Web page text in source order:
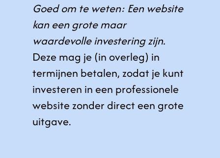
Goed om te weten: Een website
kan een grote maar
waardevolle investering zijn.
Deze mag je (in overleg) in
termijnen betalen, zodat je kunt
investeren in een professionele
website zonder direct een grote
uitgave.